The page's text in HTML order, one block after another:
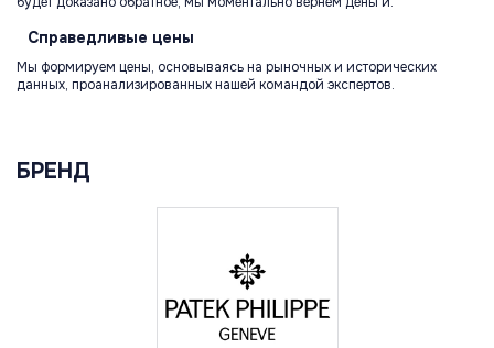
Справедливые цены
Мы формируем цены, основываясь на рыночных и исторических
данных, проанализированных нашей командой экспертов.
БРЕНД